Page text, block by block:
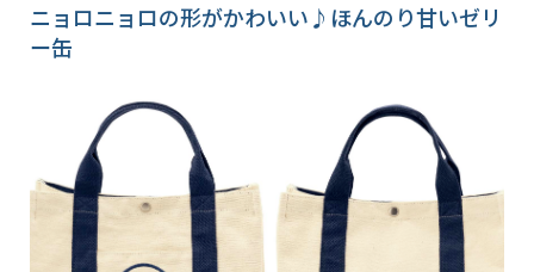
ニョロニョロの形がかわいい♪ほんのり甘いゼリ
ー缶